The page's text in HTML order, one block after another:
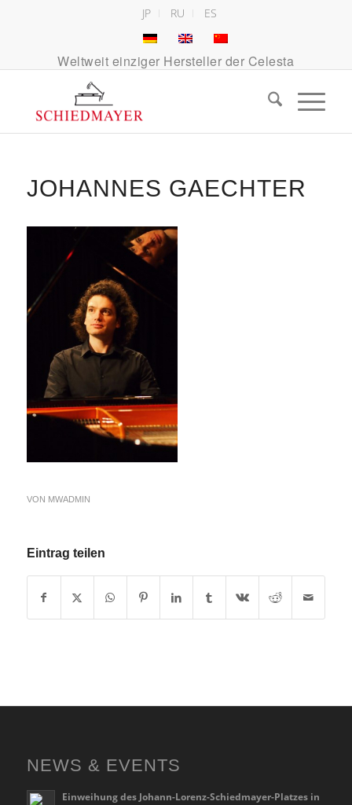
JP RU ES
Weltweit einziger Hersteller der Celesta
JOHANNES GAECHTER
VON MWADMIN
Eintrag teilen
NEWS & EVENTS
Einweihung des Johann-Lorenz-Schiedmayer-Platzes in